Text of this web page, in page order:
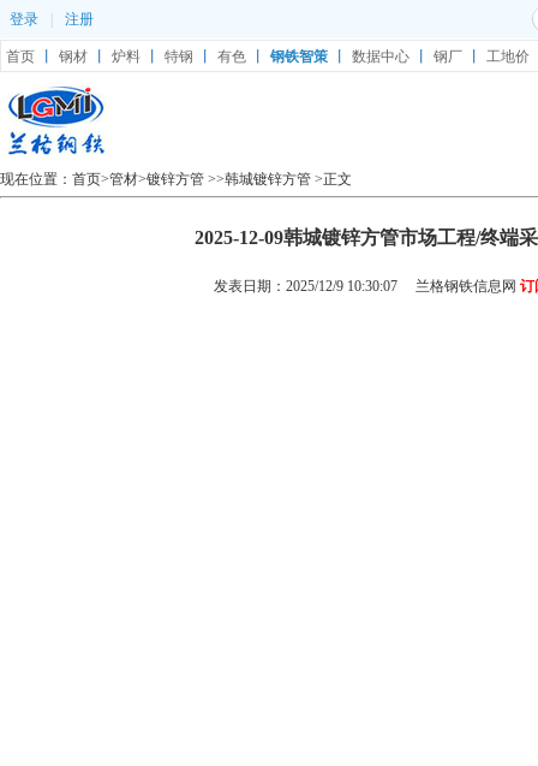
登录 注册
首页 钢材 炉料 特钢 有色 钢铁智策 数据中心 钢厂 工地价
现在位置： 首页>管材>镀锌方管 >>韩城镀锌方管 >正文
2025-12-09韩城镀锌方管市场工程/终端
发表日期：2025/12/9 10:30:07 兰格钢铁信息网 订